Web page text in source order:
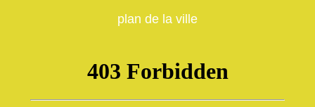
plan de la ville